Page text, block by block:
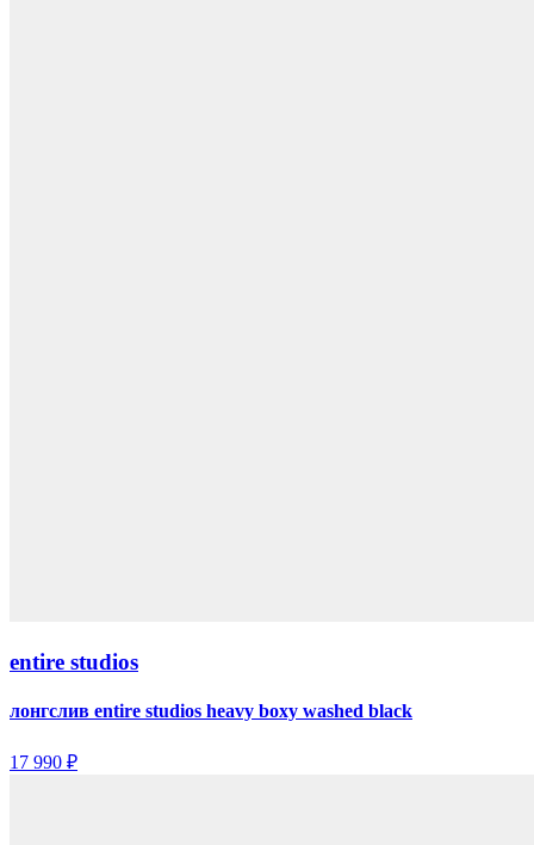
entire studios
лонгслив entire studios heavy boxy washed black
17 990 ₽